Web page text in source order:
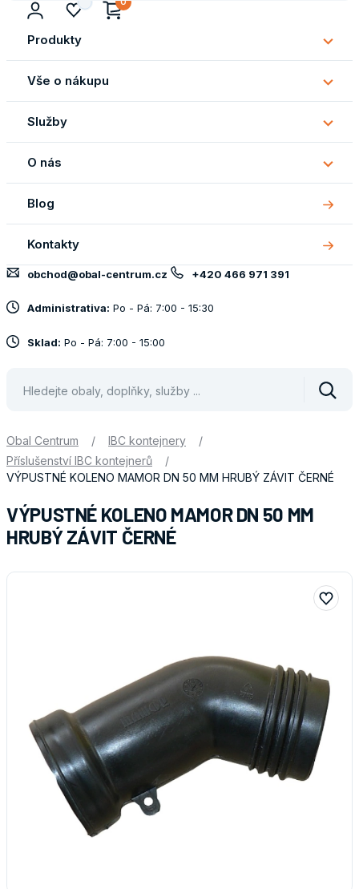
Produkty
Vše o nákupu
Vše
o
Služby
O nás
O
nás
Blog
Kontakty
obchod@obal-centrum.cz +420 466 971 391
Administrativa: Po - Pá: 7:00 - 15:30
Sklad: Po - Pá: 7:00 - 15:00
Obal Centrum / IBC kontejnery
/
Příslušenství IBC kontejnerů
/
VÝPUSTNÉ KOLENO MAMOR DN 50 MM HRUBÝ ZÁVIT ČERNÉ
VÝPUSTNÉ KOLENO MAMOR DN 50 MM
HRUBÝ ZÁVIT ČERNÉ